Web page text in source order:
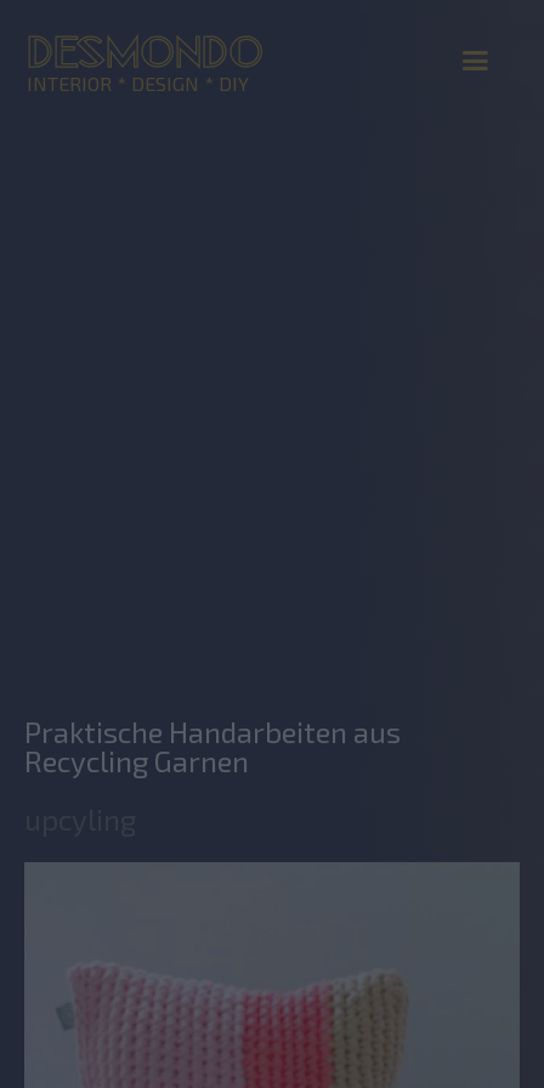
DESMONDO
INTERIOR * DESIGN * DIY
Praktische Handarbeiten aus
Recycling Garnen